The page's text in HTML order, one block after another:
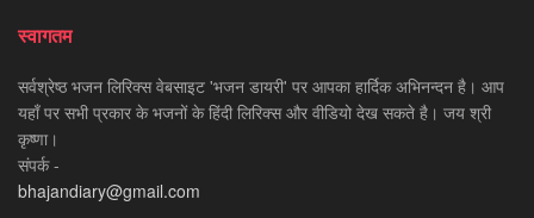
स्वागतम
सर्वश्रेष्ठ भजन लिरिक्स वेबसाइट 'भजन डायरी' पर आपका हार्दिक अभिनन्दन है। आप
यहाँ पर सभी प्रकार के भजनों के हिंदी लिरिक्स और वीडियो देख सकते है। जय श्री
कृष्णा।
संपर्क -
bhajandiary@gmail.com